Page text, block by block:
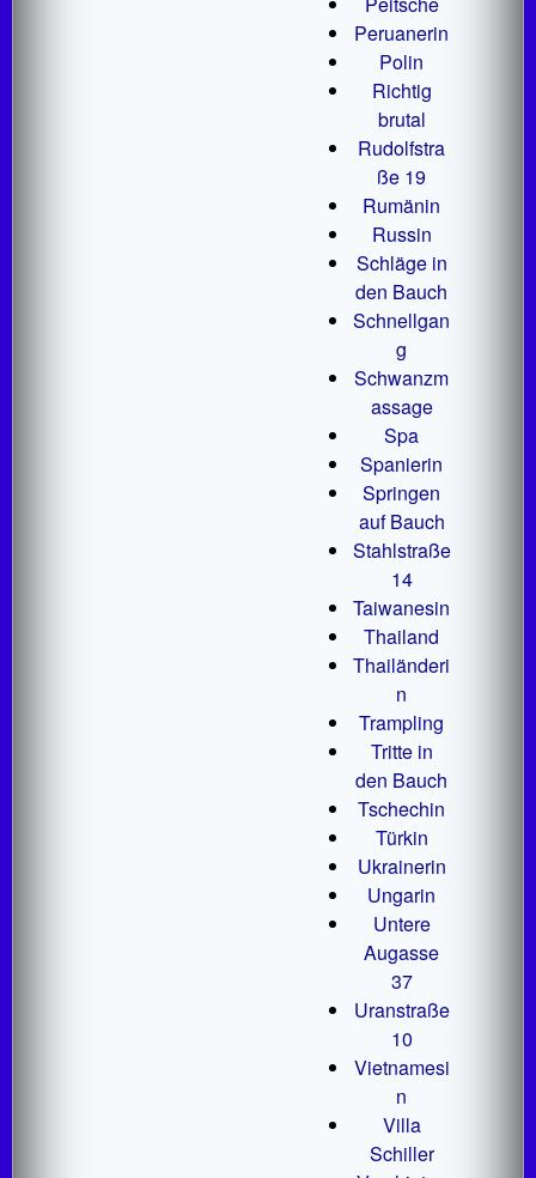
Peruanerin
Polin
Richtig
brutal
Rudolfstra
ße 19
Rumänin
Russin
Schläge in
den Bauch
Schnellgan
g
Schwanzm
assage
Spa
Spanierin
Springen
auf Bauch
Stahlstraße
14
Taiwanesin
Thailand
Thailänderi
n
Trampling
Tritte in
den Bauch
Tschechin
Türkin
Ukrainerin
Ungarin
Untere
Augasse
37
Uranstraße
10
Vietnamesi
n
Villa
Schiller